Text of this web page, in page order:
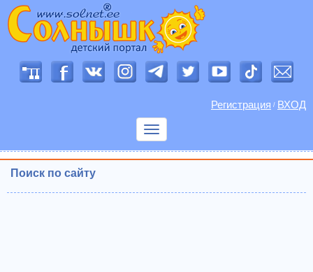
Регистрация / ВХОД
Показать
Поиск по сайту